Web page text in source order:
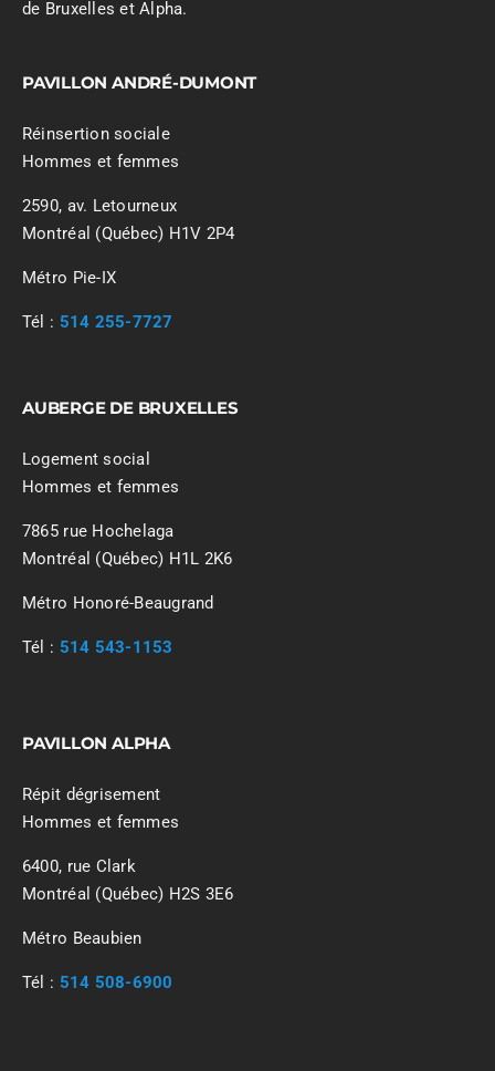
de Bruxelles et Alpha.
PAVILLON ANDRÉ-DUMONT
Réinsertion sociale
Hommes et femmes
2590, av. Letourneux
Montréal (Québec) H1V 2P4
Métro Pie-IX
Tél : 514 255-7727
AUBERGE DE BRUXELLES
Logement social
Hommes et femmes
7865 rue Hochelaga
Montréal (Québec) H1L 2K6
Métro Honoré-Beaugrand
Tél : 514 543-1153
PAVILLON ALPHA
Répit dégrisement
Hommes et femmes
6400, rue Clark
Montréal (Québec) H2S 3E6
Métro Beaubien
Tél : 514 508-6900